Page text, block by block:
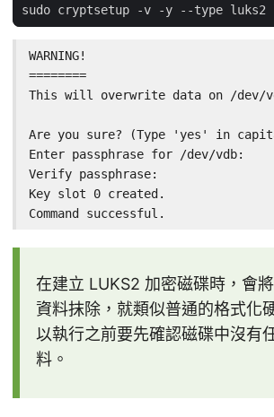
WARNING!
========
This will overwrite data on /dev/
Are you sure? (Type 'yes' in
Enter passphrase for /dev/vdb:
Verify passphrase:
Key slot 0 created.
Command successful.
在建立 LUKS2 加密磁碟時，會
資料抹除，就類似普通的格式化
以執行之前要先確認磁碟中沒有
料。